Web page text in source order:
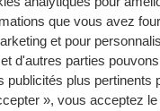
que vous avez
et pour
d'autres parties
publicités plus pertinents
», vous acceptez